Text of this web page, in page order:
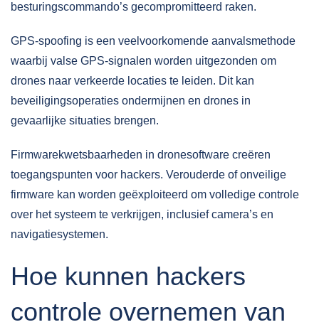
besturingscommando’s gecompromitteerd raken.
GPS-spoofing is een veelvoorkomende aanvalsmethode
waarbij valse GPS-signalen worden uitgezonden om
drones naar verkeerde locaties te leiden. Dit kan
beveiligingsoperaties ondermijnen en drones in
gevaarlijke situaties brengen.
Firmwarekwetsbaarheden in dronesoftware creëren
toegangspunten voor hackers. Verouderde of onveilige
firmware kan worden geëxploiteerd om volledige controle
over het systeem te verkrijgen, inclusief camera’s en
navigatiesystemen.
Hoe kunnen hackers
controle overnemen van